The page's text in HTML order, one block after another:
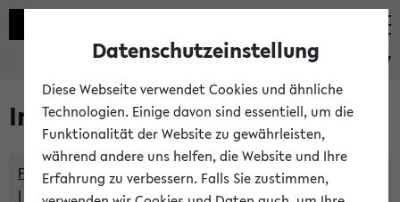
eKVV
Im eKVV verwaltete Räume
Freie Räume und Veranstaltungsüberschneidungen
Raumüberschneidungen
Datenschutzeinstellung
Diese Webseite verwendet Cookies und ähnliche
Technologien. Einige davon sind essentiell, um die
Funktionalität der Website zu gewährleisten,
während andere uns helfen, die Website und Ihre
Erfahrung zu verbessern. Falls Sie zustimmen,